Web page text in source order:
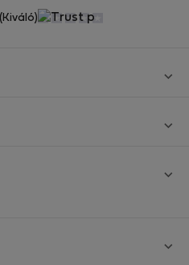
Tesztelő Klubhoz